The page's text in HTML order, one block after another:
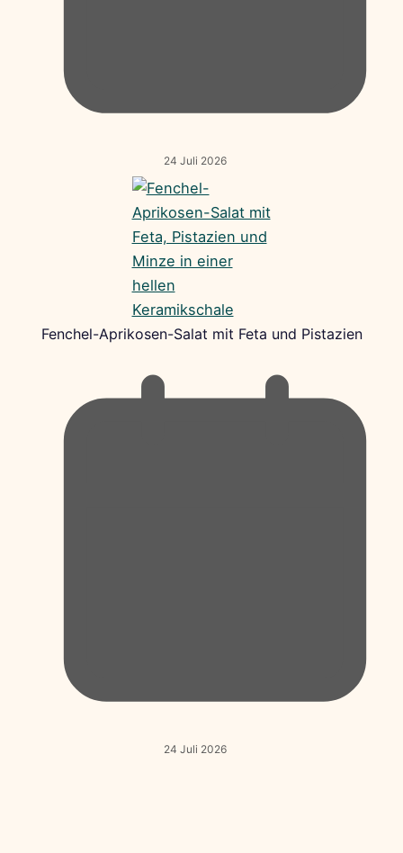
24 Juli 2026
Fenchel-Aprikosen-Salat mit Feta und Pistazien
24 Juli 2026